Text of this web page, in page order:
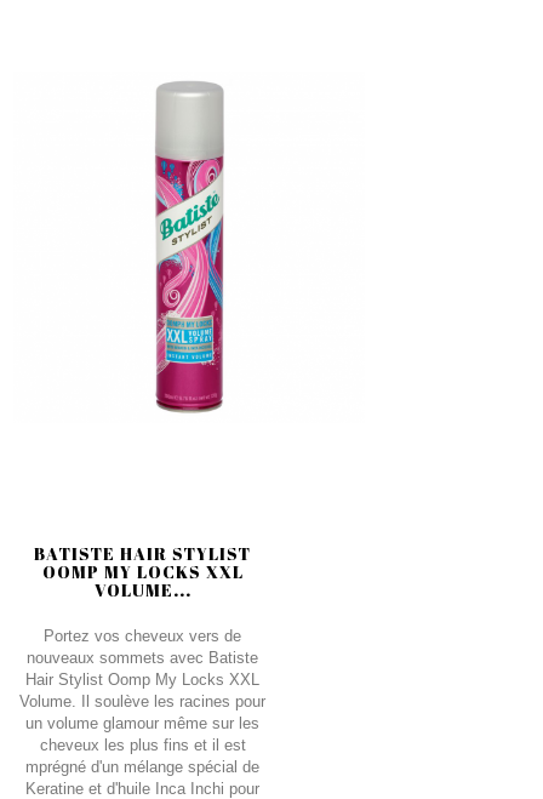
BATISTE HAIR STYLIST
OOMP MY LOCKS XXL
VOLUME...
Portez vos cheveux vers de
nouveaux sommets avec Batiste
Hair Stylist Oomp My Locks XXL
Volume. Il soulève les racines pour
un volume glamour même sur les
cheveux les plus fins et il est
mprégné d'un mélange spécial de
Keratine et d'huile Inca Inchi pour